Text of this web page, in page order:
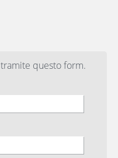
tramite questo form.